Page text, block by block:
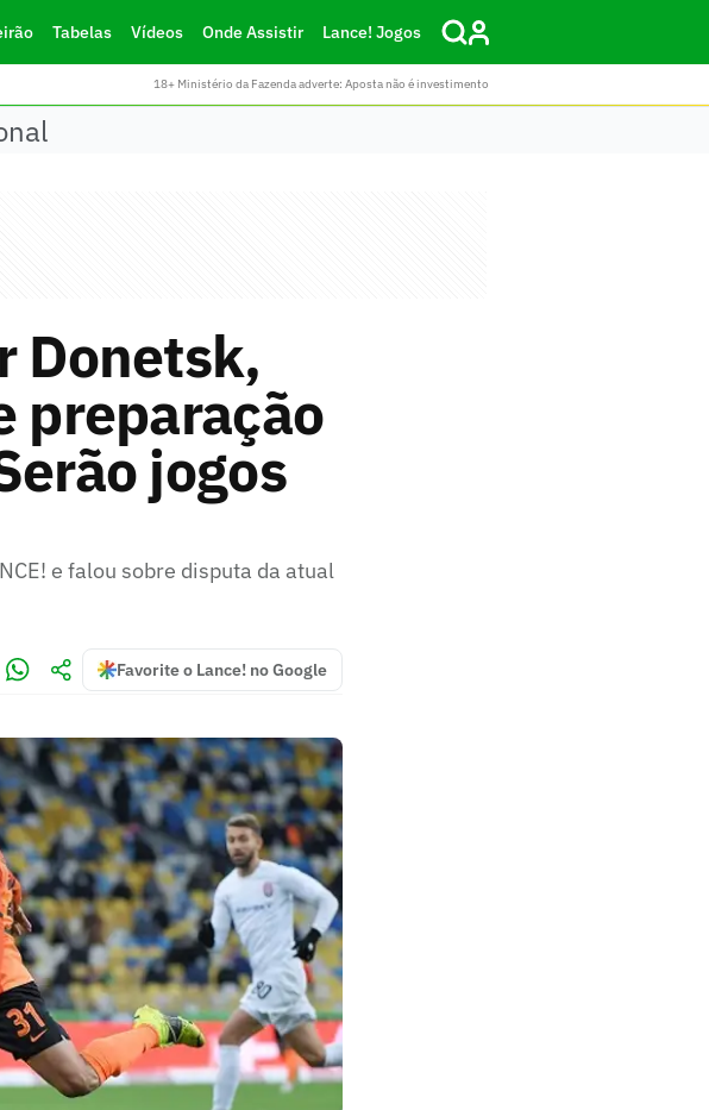
Tabelas Vídeos Onde Assistir Lance! Jogos
18+ Ministério da Fazenda adverte: Aposta não é investimento
Donetsk,
preparação
jogos
e falou sobre disputa da atual
Favorite o Lance! no Google